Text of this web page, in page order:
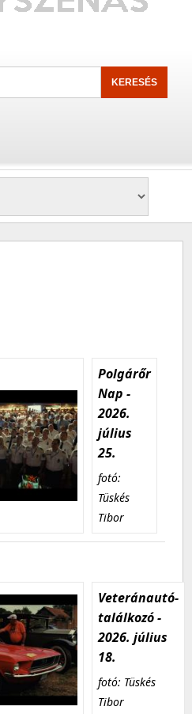
Polgárőr
Nap -
2026.
július
25.
fotó:
Tüskés
Tibor
Veteránautó-
találkozó -
2026. július
18.
fotó: Tüskés
Tibor